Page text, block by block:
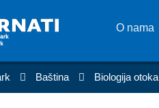
O nama
Baština Biologija otoka